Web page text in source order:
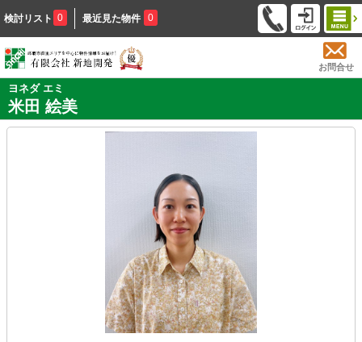
検討リスト 0 最近見た物件 0
お問合せ
ヨネダ エミ
米田 絵美